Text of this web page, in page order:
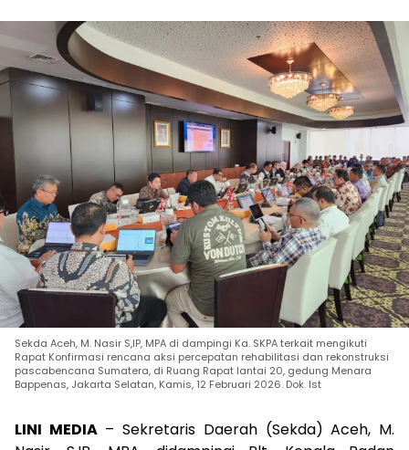
Sekda Aceh, M. Nasir S,IP, MPA di dampingi Ka. SKPA terkait mengikuti
Rapat Konfirmasi rencana aksi percepatan rehabilitasi dan rekonstruksi
pascabencana Sumatera, di Ruang Rapat lantai 20, gedung Menara
Bappenas, Jakarta Selatan, Kamis, 12 Februari 2026. Dok. Ist
LINI MEDIA– Sekretaris Daerah (Sekda) Aceh, M.